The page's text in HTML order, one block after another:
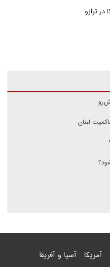
ترازو
لبنان
آمریکا آسیا و آفریقا